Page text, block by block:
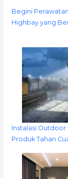
Begini
Highbay yang
Instalasi Outdoor
Produk Tahan